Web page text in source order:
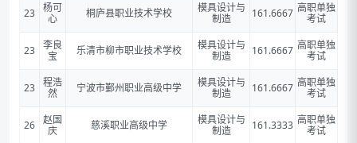
23 杨可
心
桐庐县职业技术学校
模具设计与
制造
161.6667 高职单独
考试
23 李良
宝
乐清市柳市职业技术学校
模具设计与
制造
161.6667 高职单独
考试
23 程浩
然
宁波市鄞州职业高级中学
模具设计与
制造
161.6667 高职单独
考试
26 赵国
庆
慈溪职业高级中学
模具设计与
制造
161.3333 高职单独
考试